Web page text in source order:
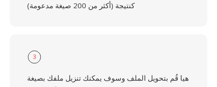
كنتيجة (أكثر من 200 صيغة مدعومة)
3
هيا قُم بتحويل الملف وسوف يمكنك تنزيل ملفك بصيغة